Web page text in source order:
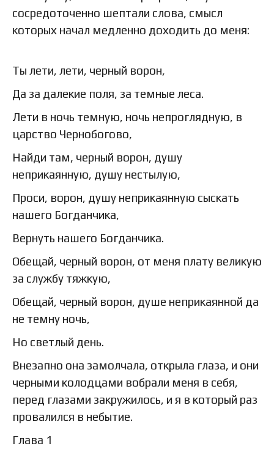
сосредоточенно шептали слова, смысл
которых начал медленно доходить до меня:
Ты лети, лети, черный ворон,
Да за далекие поля, за темные леса.
Лети в ночь темную, ночь непроглядную, в
царство Чернобогово,
Найди там, черный ворон, душу
неприкаянную, душу нестылую,
Проси, ворон, душу неприкаянную сыскать
нашего Богданчика,
Вернуть нашего Богданчика.
Обещай, черный ворон, от меня плату великую
за службу тяжкую,
Обещай, черный ворон, душе неприкаянной да
не темну ночь,
Но светлый день.
Внезапно она замолчала, открыла глаза, и они
черными колодцами вобрали меня в себя,
перед глазами закружилось, и я в который раз
провалился в небытие.
Глава 1